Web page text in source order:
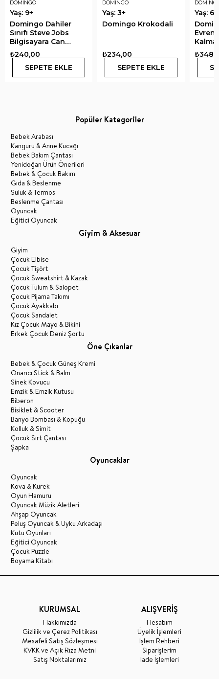
DOMINGO
Yaş: 9+
Domingo Dahiler
Sınıfı Steve Jobs
Bilgisayara Can
Veren Adam
₺240,00
SEPETE EKLE
DOMINGO
Yaş: 3+
Domingo Krokodali
₺234,00
SEPETE EKLE
Yaş: 6+
Evren
Popüler Kategoriler
Bebek Arabası
Kanguru & Anne Kucağı
Bebek Bakım Çantası
Yenidoğan Ürün Önerileri
Bebek & Çocuk Bakım
Gıda & Beslenme
Suluk & Termos
Beslenme Çantası
Oyuncak
Eğitici Oyuncak
Giyim & Aksesuar
Giyim
Çocuk Elbise
Çocuk Tişört
Çocuk Sweatshirt & Kazak
Çocuk Tulum & Salopet
Çocuk Pijama Takımı
Çocuk Ayakkabı
Çocuk Sandalet
Kız Çocuk Mayo & Bikini
Erkek Çocuk Deniz Şortu
Öne Çıkanlar
Bebek & Çocuk Güneş Kremi
Onarıcı Stick & Balm
Sinek Kovucu
Emzik & Emzik Kutusu
Biberon
Bisiklet & Scooter
Banyo Bombası & Köpüğü
Kolluk & Simit
Çocuk Sırt Çantası
Şapka
Oyuncaklar
Oyuncak
Kova & Kürek
Oyun Hamuru
Oyuncak Müzik Aletleri
Ahşap Oyuncak
Peluş Oyuncak & Uyku Arkadaşı
Kutu Oyunları
Eğitici Oyuncak
Çocuk Puzzle
Boyama Kitabı
KURUMSAL
Hakkımızda
Gizlilik ve Çerez Politikası
Mesafeli Satış Sözleşmesi
KVKK ve Açık Rıza Metni
Satış Noktalarımız
ALIŞVERİŞ
Hesabım
Üyelik İşlemleri
İşlem Rehberi
Siparişlerim
İade İşlemleri